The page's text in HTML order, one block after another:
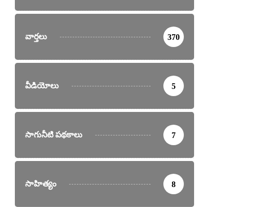
వార్తలు 370
వీడియోలు 5
సాగునీటి పథకాలు 7
సాహిత్యం 8